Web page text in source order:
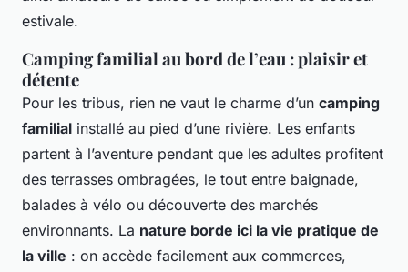
estivale.
Camping familial au bord de l’eau : plaisir et
détente
Pour les tribus, rien ne vaut le charme d’un camping
familial installé au pied d’une rivière. Les enfants
partent à l’aventure pendant que les adultes profitent
des terrasses ombragées, le tout entre baignade,
balades à vélo ou découverte des marchés
environnants. La nature borde ici la vie pratique de
la ville : on accède facilement aux commerces,